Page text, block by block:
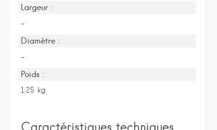
Largeur :
-
Diamètre :
-
Poids :
1.25 kg
Caractéristiques techniques